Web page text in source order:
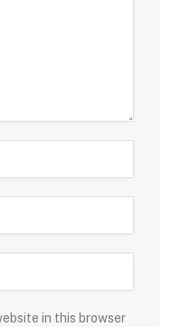
in this browser